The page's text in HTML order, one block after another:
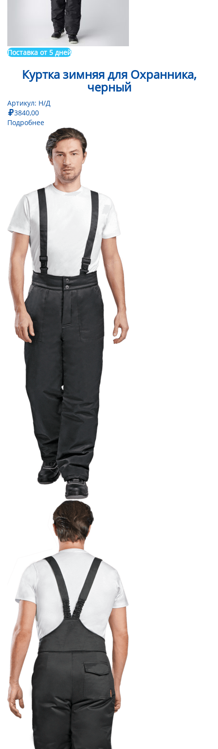
Поставка от 5 дней
Куртка зимняя для Охранника,
черный
Артикул: Н/Д
3840,00
Подробнее